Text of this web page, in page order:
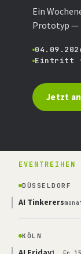
Ein
Prototyp —
Eintritt
Jetzt
EVENTREIHEN
DÜSSELDORF
AI Tinkerers
KÖLN